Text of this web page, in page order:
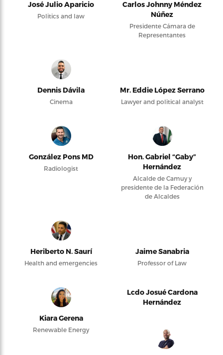
José Julio Aparicio
Politics and law
Carlos Johnny Méndez
Núñez
Presidente Cámara de
Representantes
Dennis Dávila
Cinema
Mr. Eddie López Serrano
Lawyer and political analyst
González Pons MD
Radiologist
Hon. Gabriel “Gaby”
Hernández
Alcalde de Camuy y
presidente de la Federación
de Alcaldes
Heriberto N. Saurí
Health and emergencies
Jaime Sanabria
Professor of Law
Kiara Gerena
Renewable Energy
Lcdo Josué Cardona
Hernández